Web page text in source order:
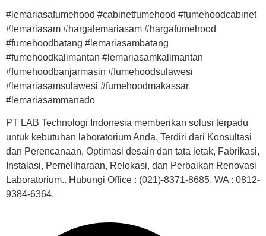
#lemariasafumehood #cabinetfumehood #fumehoodcabinet
#lemariasam #hargalemariasam #hargafumehood
#fumehoodbatang #lemariasambatang
#fumehoodkalimantan #lemariasamkalimantan
#fumehoodbanjarmasin #fumehoodsulawesi
#lemariasamsulawesi #fumehoodmakassar
#lemariasammanado
PT LAB Technologi Indonesia memberikan solusi terpadu
untuk kebutuhan laboratorium Anda, Terdiri dari Konsultasi
dan Perencanaan, Optimasi desain dan tata letak, Fabrikasi,
Instalasi, Pemeliharaan, Relokasi, dan Perbaikan Renovasi
Laboratorium.. Hubungi Office : (021)-8371-8685, WA : 0812-
9384-6364.